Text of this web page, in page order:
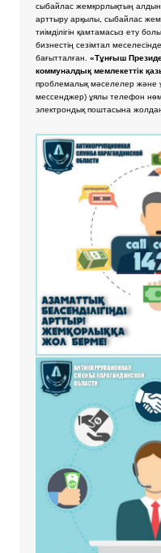
сыбайлас жемқорлықтың
арттыру арқылы, сыбайлас
тиімділігін қамтамасыз ету
бизнестің сезімтал
бағытталған. «Тұнғыш
коммуналдық мемлекеттік
проблемалық мәселелер және
мессенджер) ұялы телефон
электрондық поштасына